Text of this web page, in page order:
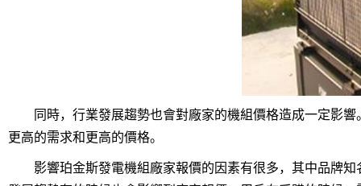
同時，行業發展趨勢也會對廠家的機組價格造成一定影響
更高的需求和更高的價格。
影響珀金斯發電機組廠家報價的因素有很多，其中品牌知